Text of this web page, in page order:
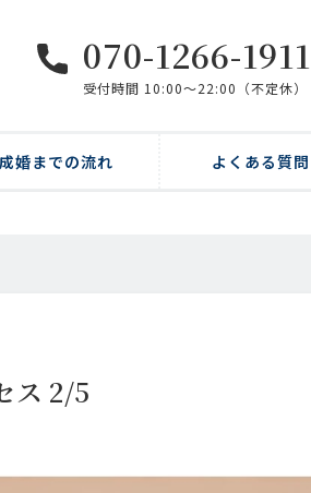
070-1266-1911
受付時間 10:00〜22:00（不定休）
成婚までの流れ よくある質問
ス 2/5